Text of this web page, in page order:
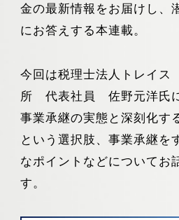
金の最新情報をお届けし、
にお答えする本連載。
今回は税理士法人トレイ
所 代表社員 佐野元洋氏に
事業承継の実態と深刻化す
という選択肢、事業承継を
なポイントなどについてお
す。